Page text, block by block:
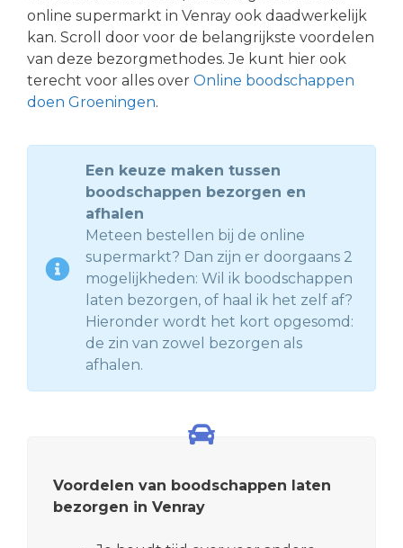
online supermarkt in Venray ook daadwerkelijk
kan. Scroll door voor de belangrijkste voordelen
van deze bezorgmethodes. Je kunt hier ook
terecht voor alles over Online boodschappen
doen Groeningen.
Een keuze maken tussen
boodschappen bezorgen en
afhalen
Meteen bestellen bij de online
supermarkt? Dan zijn er doorgaans 2
mogelijkheden: Wil ik boodschappen
laten bezorgen, of haal ik het zelf af?
Hieronder wordt het kort opgesomd:
de zin van zowel bezorgen als
afhalen.
Voordelen van boodschappen laten
bezorgen in Venray